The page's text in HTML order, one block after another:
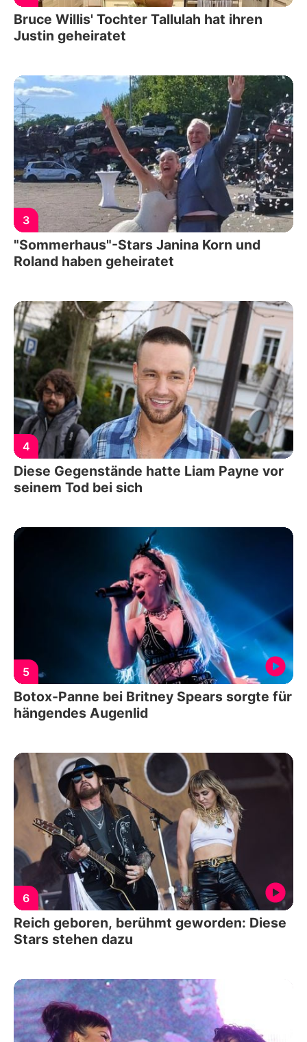
Bruce Willis' Tochter Tallulah hat ihren
Justin geheiratet
3
"Sommerhaus"-Stars Janina Korn und
Roland haben geheiratet
4
Diese Gegenstände hatte Liam Payne vor
seinem Tod bei sich
5
Botox-Panne bei Britney Spears sorgte für
hängendes Augenlid
6
Reich geboren, berühmt geworden: Diese
Stars stehen dazu